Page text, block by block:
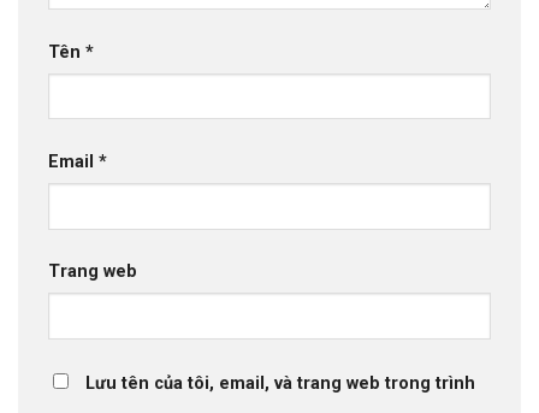
Tên *
Email *
Trang web
Lưu tên của tôi, email, và trang web trong trình